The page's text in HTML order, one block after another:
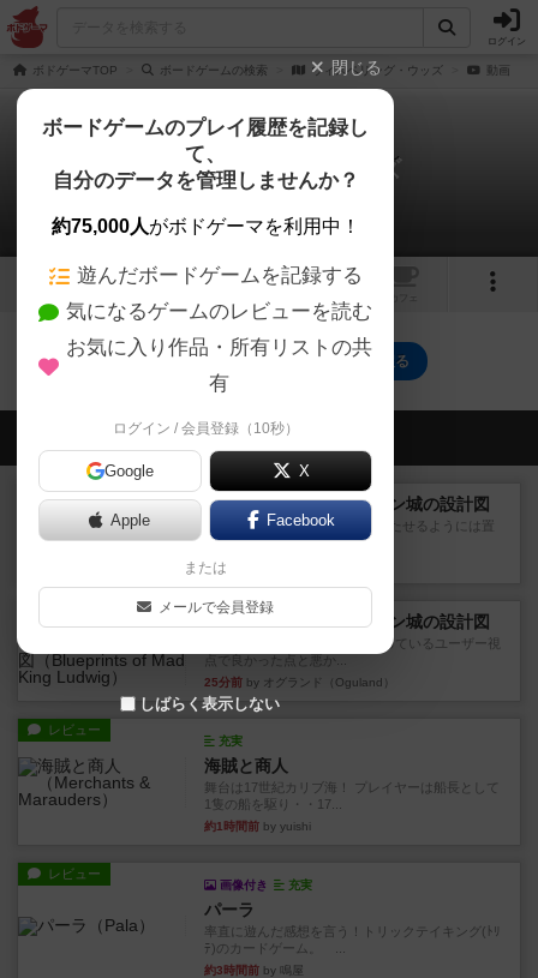
ログイン
ボドゲーマTOP ボードゲームの検索 ウィスペリング・ウッズ 動画
ウィスペリング・ウッズ
0件の動画
1
ウィスペリング・ウッズのトップに戻る
会員の新しい投稿
戦略やコツ ノイシュヴァンシュタイン城の設計図
どうにも上手くあれもこれも満たせるようには置
けないので、入口の除去と入...
21分前
ノイシュヴァンシュタイン城の設計図
ボードゲームを1,000個以上持っているユーザー視
点で良かった点と悪か...
25分前 by オグランド（Oguland）
レビュー
充実
海賊と商人
舞台は17世紀カリブ海！ プレイヤーは船長として
1隻の船を駆り・・17...
約1時間前 by yuishi
レビュー
画像付き 充実
パーラ
率直に遊んだ感想を言う！トリックテイキング(ﾄﾘ
ﾃ)のカードゲーム。 ...
約3時間前 by 鳴屋
閉じる
ボードゲームのプレイ履歴を記録し
て、
自分のデータを管理しませんか？
約75,000人がボドゲーマを利用中！
遊んだボードゲームを記録する
気になるゲームのレビューを読む
お気に入り作品・所有リストの共
有
ログイン / 会員登録（10秒）
Google X
Apple Facebook
または
メールで会員登録
しばらく表示しない